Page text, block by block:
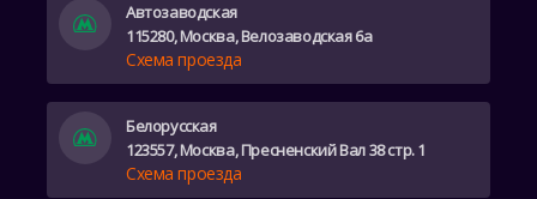
Автозаводская
115280, Москва, Велозаводская 6а
Схема проезда
Белорусская
123557, Москва, Пресненский Вал 38 стр. 1
Схема проезда